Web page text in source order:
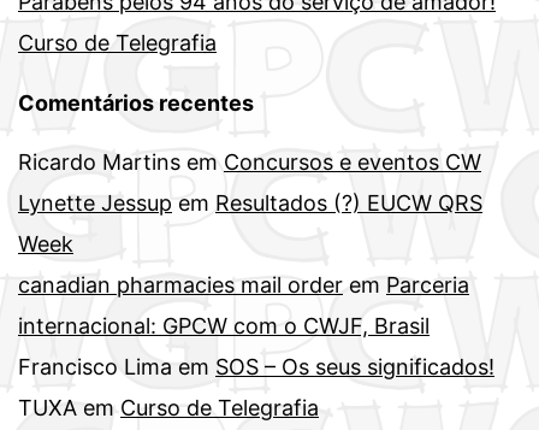
Curso de Telegrafia
Comentários recentes
Ricardo Martins em Concursos e eventos CW
Lynette Jessup em Resultados (?) EUCW QRS
Week
canadian pharmacies mail order em Parceria
internacional: GPCW com o CWJF, Brasil
Francisco Lima em SOS – Os seus significados!
TUXA em Curso de Telegrafia